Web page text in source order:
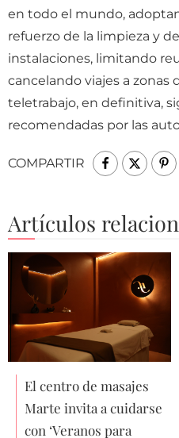
en todo el mundo,
refuerzo de la limpieza y
instalaciones, limitando
cancelando viajes a
teletrabajo, en definitiva,
recomendadas por las
COMPARTIR
Artículos
El centro de masajes
Marte invita a cuidarse
con ‘Veranos para